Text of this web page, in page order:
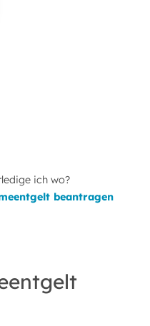
ich wo?
beantragen